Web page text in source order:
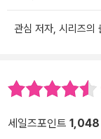
관심 저자, 시리즈의
세일즈포인트 1,048